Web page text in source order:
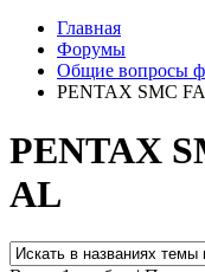
Главная
Форумы
Общие вопросы
PENTAX SMC
PENTAX
AL